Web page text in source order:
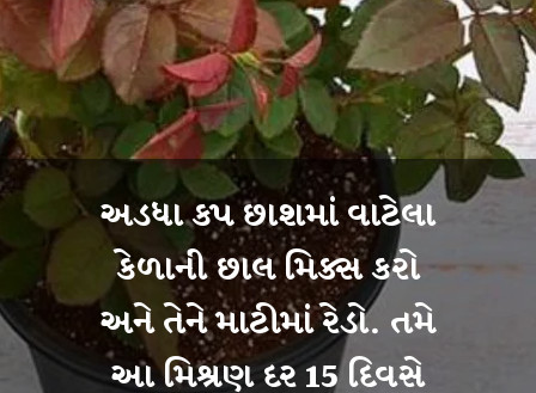
અડધા કપ છાશમાં વાટેલા
કેળાની છાલ મિક્સ કરો
અને તેને માટીમાં રેડો. તમે
આ મિશ્રણ દર 15 દિવસે